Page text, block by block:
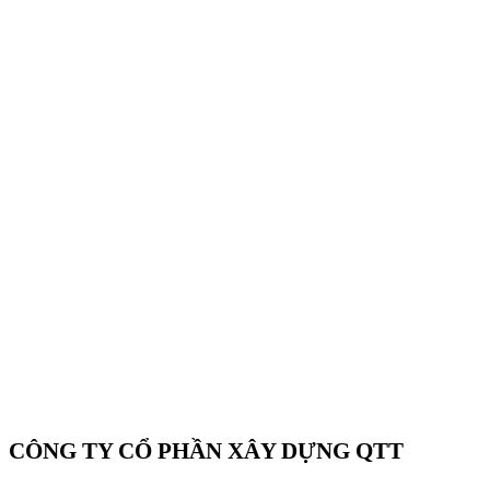
CÔNG TY CỔ PHẦN XÂY DỰNG QTT